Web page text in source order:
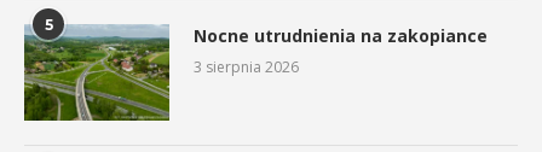
5 Nocne utrudnienia na zakopiance
3 sierpnia 2026